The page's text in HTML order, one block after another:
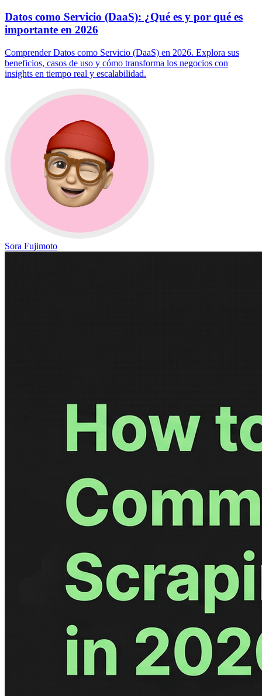
Datos como Servicio (DaaS): ¿Qué es y por qué es
importante en 2026
Comprender Datos como Servicio (DaaS) en 2026. Explora sus
beneficios, casos de uso y cómo transforma los negocios con
insights en tiempo real y escalabilidad.
Sora Fujimoto